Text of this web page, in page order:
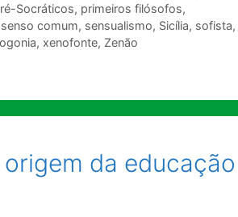
Socráticos, primeiros filósofos,
senso comum, sensualismo, Sicília, sofista,
, xenofonte, Zenão
da educação